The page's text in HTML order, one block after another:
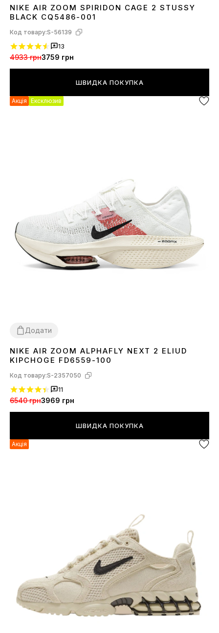
3637 38 39 4041424344 45
NIKE AIR ZOOM SPIRIDON CAGE 2 STUSSY
BLACK CQ5486-001
Код товару:S-56139
13
4933 грн3759 грн
ШВИДКА ПОКУПКА
Акція Ексклюзив
Додати
4041 4243 4445
NIKE AIR ZOOM ALPHAFLY NEXT 2 ELIUD
KIPCHOGE FD6559-100
Код товару:S-2357050
11
6540 грн3969 грн
ШВИДКА ПОКУПКА
Акція